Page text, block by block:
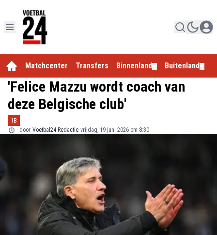
Matchcenter Transfers Binnenland Buitenland
'Felice Mazzu wordt coach van
deze Belgische club'
1B
door Voetbal24 Redactie vrijdag, 19 juni 2026 om 8:30